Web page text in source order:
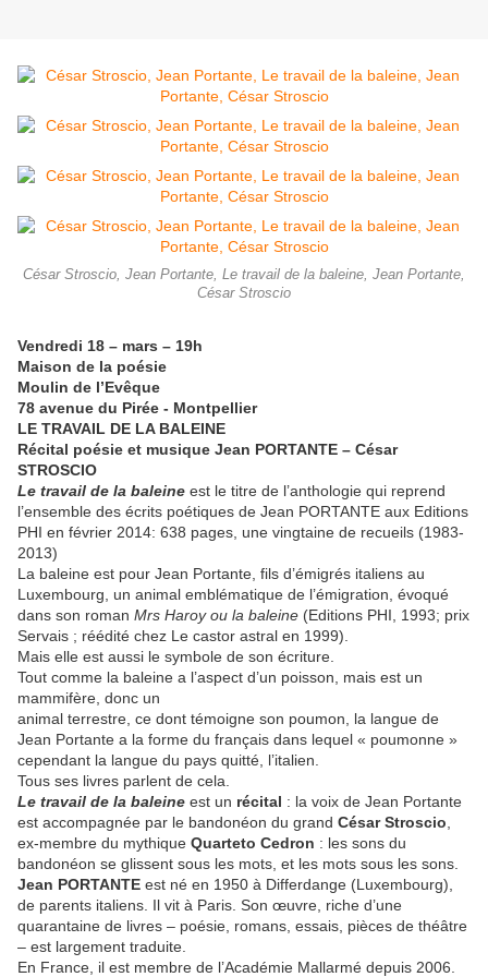
César Stroscio, Jean Portante, Le travail de la baleine, Jean Portante,
César Stroscio
Vendredi 18 – mars – 19h
Maison de la poésie
Moulin de l’Evêque
78 avenue du Pirée - Montpellier
LE TRAVAIL DE LA BALEINE
Récital poésie et musique Jean PORTANTE – César
STROSCIO
Le travail de la baleine est le titre de l’anthologie qui reprend
l’ensemble des écrits poétiques de Jean PORTANTE aux Editions
PHI en février 2014: 638 pages, une vingtaine de recueils (1983-
2013)
La baleine est pour Jean Portante, fils d’émigrés italiens au
Luxembourg, un animal emblématique de l’émigration, évoqué
dans son roman Mrs Haroy ou la baleine (Editions PHI, 1993; prix
Servais ; réédité chez Le castor astral en 1999).
Mais elle est aussi le symbole de son écriture.
Tout comme la baleine a l’aspect d’un poisson, mais est un
mammifère, donc un
animal terrestre, ce dont témoigne son poumon, la langue de
Jean Portante a la forme du français dans lequel « poumonne »
cependant la langue du pays quitté, l’italien.
Tous ses livres parlent de cela.
Le travail de la baleine est un récital : la voix de Jean Portante
est accompagnée par le bandonéon du grand César Stroscio
ex-membre du mythique Quarteto Cedron : les sons du
bandonéon se glissent sous les mots, et les mots sous les sons.
Jean PORTANTE est né en 1950 à Differdange (Luxembourg),
de parents italiens. Il vit à Paris. Son œuvre, riche d’une
quarantaine de livres – poésie, romans, essais, pièces de théâtre
– est largement traduite.
En France, il est membre de l’Académie Mallarmé depuis 2006.